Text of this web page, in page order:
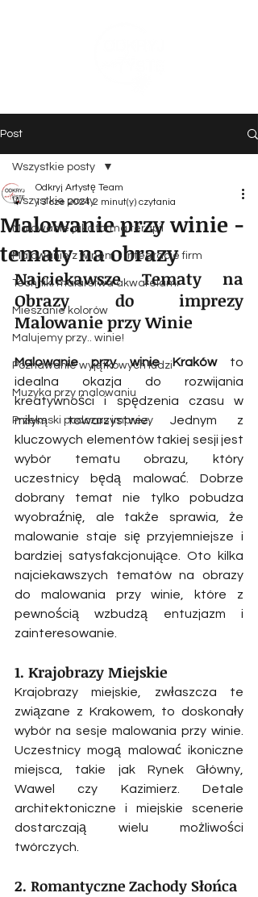
Post
Wszystkie posty
Malowanie jako forma terapii
Malowanie z winem - integracje firm
Techniki malarstwa akwarelami
Mieszanie kolorów
Malujemy przy.. winie!
Poznawanie wyjątkowych ludzi
Muzyka przy malowaniu
Przekąski podczas imprezy
Wszystkie posty
Malowanie przy winie -
tematy na obrazy
Odkryj Artystę Team
13 cze 2024 2 minut(y) czytania
Najciekawsze Tematy na
Obrazy do imprezy
Malowanie przy Winie
Malowanie przy winie Kraków to
idealna okazja do rozwijania
kreatywności i spędzenia czasu w
miłym towarzystwie. Jednym z
kluczowych elementów takiej sesji jest
wybór tematu obrazu, który
uczestnicy będą malować. Dobrze
dobrany temat nie tylko pobudza
wyobraźnię, ale także sprawia, że
malowanie staje się przyjemniejsze i
bardziej satysfakcjonujące. Oto kilka
najciekawszych tematów na obrazy
do malowania przy winie, które z
pewnością wzbudzą entuzjazm i
zainteresowanie.
1. Krajobrazy Miejskie
Krajobrazy miejskie, zwłaszcza te
związane z Krakowem, to doskonały
wybór na sesje malowania przy winie.
Uczestnicy mogą malować ikoniczne
miejsca, takie jak Rynek Główny,
Wawel czy Kazimierz. Detale
architektoniczne i miejskie scenerie
dostarczają wielu możliwości
twórczych.
2. Romantyczne Zachody Słońca